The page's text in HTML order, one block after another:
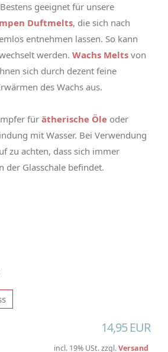
geeignet für unsere
Duftmelts, die sich nach
entnehmen lassen. So kann
werden. Wachs Melts von
sich durch dezent feine
des Wachs aus.
fürätherische Öle oder
mit Wasser. Bei Verwendung
zu achten, dass sich immer
der Glasschale befindet.
14,95 EUR
incl. 19% USt. zzgl.Versand